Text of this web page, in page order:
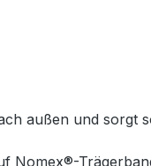
außen und sorgt
Nomex®-